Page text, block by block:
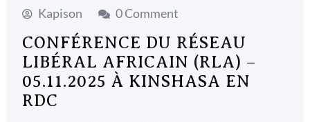
Kapison 0 Comment
CONFÉRENCE DU RÉSEAU
LIBÉRAL AFRICAIN (RLA) –
05.11.2025 À KINSHASA EN
RDC